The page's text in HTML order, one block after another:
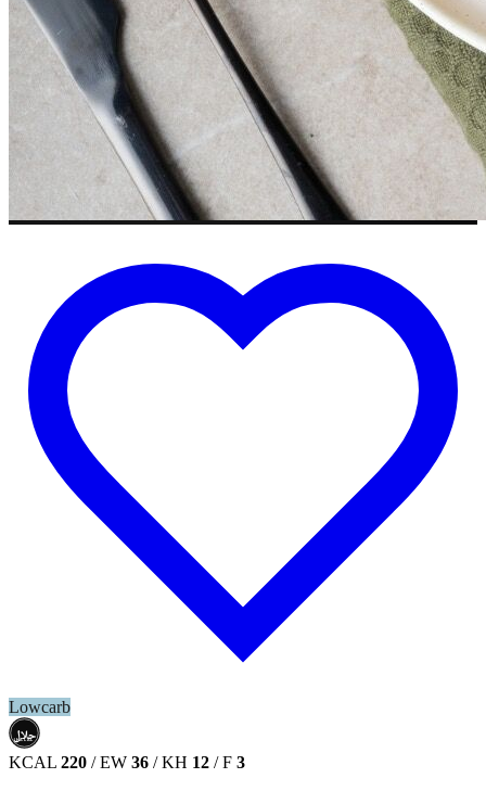
Lowcarb
حلال
HALAL
KCAL 220 / EW 36 / KH 12 / F 3